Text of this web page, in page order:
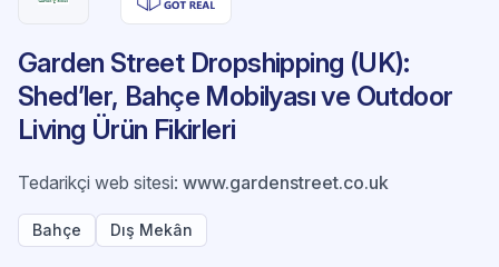
Garden Street Dropshipping (UK):
Shed’ler, Bahçe Mobilyası ve Outdoor
Living Ürün Fikirleri
Tedarikçi web sitesi: www.gardenstreet.co.uk
Bahçe Dış Mekân